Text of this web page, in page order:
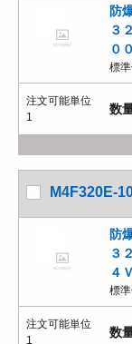
防
３
０
標
注文可能単位
1
数
M4F320E-
防
３
４Ｖ
標
注文可能単位
1
数